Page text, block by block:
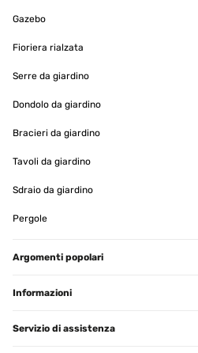
Gazebo
Fioriera rialzata
Serre da giardino
Dondolo da giardino
Bracieri da giardino
Tavoli da giardino
Sdraio da giardino
Pergole
Argomenti popolari
Informazioni
Servizio di assistenza